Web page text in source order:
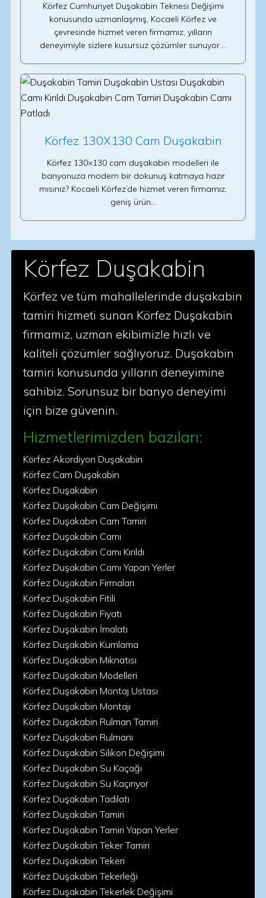
Körfez Cumhuriyet Duşakabin Teknesi Değişimi
konusunda uzmanlaşmış, Kocaeli Körfez ve
çevresinde hizmet veren firmamız, yılların
deneyimiyle sizlere kusursuz çözümler sunuyor.…
Körfez 130X130 Cam Duşakabin
Körfez 130×130 cam duşakabin modelleri ile
banyonuza modern bir dokunuş katmaya hazır
mısınız? Kocaeli Körfez’de hizmet veren firmamız,
geniş ürün…
Körfez Duşakabin
Körfez ve tüm mahallelerinde duşakabin
tamiri hizmeti sunan Körfez Duşakabin
firmamız, uzman ekibimizle hızlı ve
kaliteli çözümler sağlıyoruz. Duşakabin
tamiri konusunda yılların deneyimine
sahibiz. Sorunsuz bir banyo deneyimi
için bize güvenin.
Hizmetlerimizden bazıları:
Körfez Akordiyon Duşakabin
Körfez Cam Duşakabin
Körfez Duşakabin
Körfez Duşakabin Cam Değişimi
Körfez Duşakabin Cam Tamiri
Körfez Duşakabin Camı
Körfez Duşakabin Camı Kırıldı
Körfez Duşakabin Camı Yapan Yerler
Körfez Duşakabin Firmaları
Körfez Duşakabin Fitili
Körfez Duşakabin Fiyatı
Körfez Duşakabin İmalatı
Körfez Duşakabin Kumlama
Körfez Duşakabin Mıknatısı
Körfez Duşakabin Modelleri
Körfez Duşakabin Montaj Ustası
Körfez Duşakabin Montajı
Körfez Duşakabin Rulman Tamiri
Körfez Duşakabin Rulmanı
Körfez Duşakabin Silikon Değişimi
Körfez Duşakabin Su Kaçağı
Körfez Duşakabin Su Kaçırıyor
Körfez Duşakabin Tadilatı
Körfez Duşakabin Tamiri
Körfez Duşakabin Tamiri Yapan Yerler
Körfez Duşakabin Teker Tamiri
Körfez Duşakabin Tekeri
Körfez Duşakabin Tekerleği
Körfez Duşakabin Tekerlek Değişimi